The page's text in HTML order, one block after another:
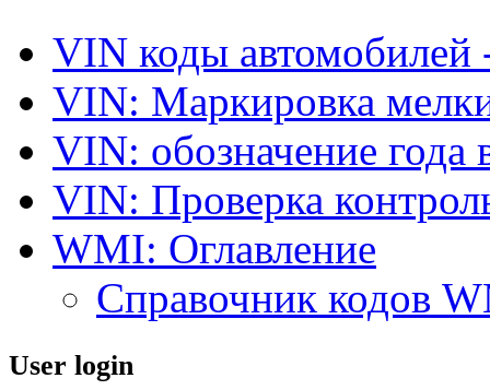
VIN коды автомобилей
VIN: Маркировка
VIN: обозначение года
VIN: Проверка
WMI: Оглавление
Справочник кодов
User login